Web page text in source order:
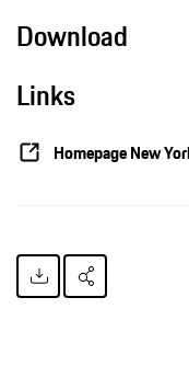
Download
Links
Homepage New